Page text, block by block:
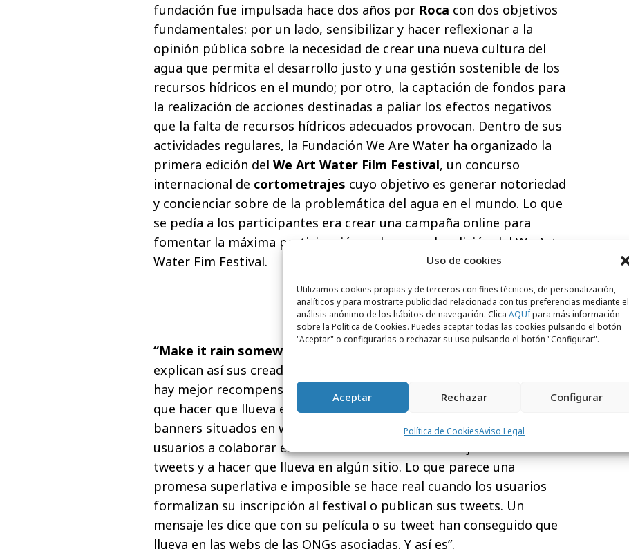
Uso de cookies
Utilizamos cookies propias y de terceros con fines técnicos, de personalización,
analíticos y para mostrarte publicidad relacionada con tus preferencias mediante el
análisis anónimo de los hábitos de navegación. Clica AQUÍpara más información
sobre la Política de Cookies. Puedes aceptar todas las cookies pulsando el botón
"Aceptar" o configurarlas o rechazar su uso pulsando el botón "Configurar".
Aceptar Rechazar Configurar
Política de CookiesAviso Legal
fundación fue impulsada hace dos años por Roca con dos objetivos
fundamentales: por un lado, sensibilizar y hacer reflexionar a la
opinión pública sobre la necesidad de crear una nueva cultura del
agua que permita el desarrollo justo y una gestión sostenible de los
recursos hídricos en el mundo; por otro, la captación de fondos para
la realización de acciones destinadas a paliar los efectos negativos
que la falta de recursos hídricos adecuados provocan. Dentro de sus
actividades regulares, la Fundación We Are Water ha organizado la
primera edición del We Art Water Film Festival, un concurso
internacional de cortometrajes cuyo objetivo es generar notoriedad
y concienciar sobre de la problemática del agua en el mundo. Lo que
se pedía a los participantes era crear una campaña online para
fomentar la máxima participación en la segunda edición del We Art
Water Fim Festival.
“Make it rain somewhere”
explican así sus creadores: “trabajamos bajo una bonita premisa: no
hay mejor recompensa para alguien que defiende la causa del agua
que hacer que llueva en su nombre. Partiendo de este principio,
banners situados en webs especializadas en cine invitan a los
usuarios a colaborar en la causa con sus cortometrajes o con sus
tweets y a hacer que llueva en algún sitio. Lo que parece una
promesa superlativa e imposible se hace real cuando los usuarios
formalizan su inscripción al festival o publican sus tweets. Un
mensaje les dice que con su película o su tweet han conseguido que
llueva en las webs de las ONGs asociadas. Y así es”.